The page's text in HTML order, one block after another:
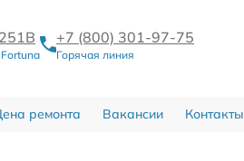
+7 (800) 301-97-75
Горячая линия
ремонта Вакансии Контакты